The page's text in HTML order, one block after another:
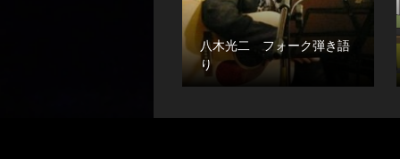
八木光二 フォーク弾き語
り